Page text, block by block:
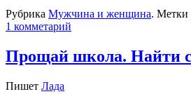
Рубрика Мужчина и женщина. Метки
1 комметарий
Прощай школа. Найти
Пишет Лада